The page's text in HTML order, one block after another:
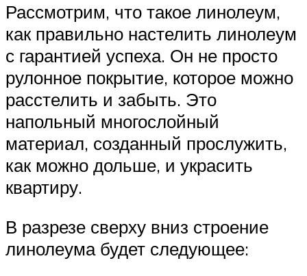
Рассмотрим, что такое линолеум,
как правильно настелить линолеум
с гарантией успеха. Он не просто
рулонное покрытие, которое можно
расстелить и забыть. Это
напольный многослойный
материал, созданный прослужить,
как можно дольше, и украсить
квартиру.
В разрезе сверху вниз строение
линолеума будет следующее: